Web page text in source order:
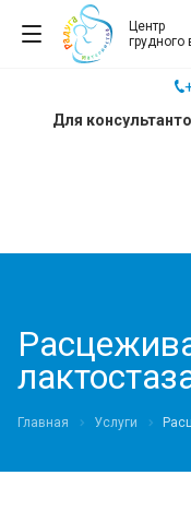
Центр
грудного
Для
Главная Услуги